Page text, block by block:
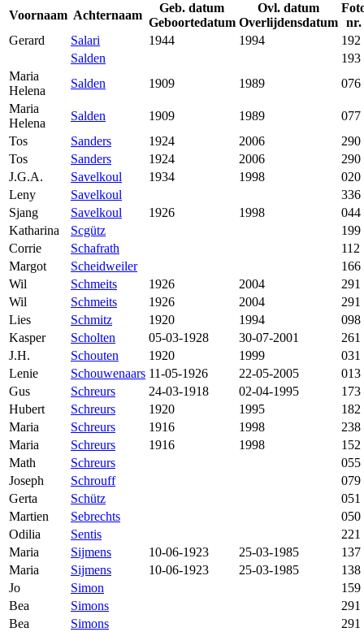
Voornaam Achternaam
Geb. datum
Geboortedatum
Ovl. datum
Overlijdensdatum nr.
Gerard
Salari 1944 1994
192
Salden
193
Maria
Helena
Salden 1909 1989
076
Maria
Helena
Salden 1909 1989
077
Tos
Sanders 1924 2006
290
Tos
Sanders 1924 2006
290
J.G.A.
Savelkoul 1934 1998
020
Leny
Savelkoul
336
Sjang
Savelkoul 1926 1998
044
Katharina
Scgütz
199
Corrie
Schafrath
112
Margot
Scheidweiler
166
Wil
Schmeits 1926 2004
291
Wil
Schmeits 1926 2004
291
Lies
Schmitz 1920 1994
098
Kasper
Scholten 05-03-1928 30-07-2001
261
J.H.
Schouten 1920 1999
031
Lenie
Schouwenaars 11-05-1926 22-05-2005
013
Gus
Schreurs 24-03-1918 02-04-1995
173
Hubert
Schreurs 1920 1995
182
Maria
Schreurs 1916 1998
238
Maria
Schreurs 1916 1998
152
Math
Schreurs
055
Joseph
Schrouff
079
Gerta
Schütz
051
Martien
Sebrechts
050
Odilia
Sentis
221
Maria
Sijmens 10-06-1923 25-03-1985
137
Maria
Sijmens 10-06-1923 25-03-1985
138
Jo
Simon
159
Bea
Simons
291
Bea
Simons
291